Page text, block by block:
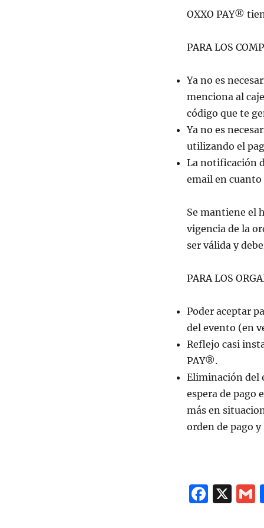
OXXO PAY®
PARA LOS
Ya no es
menciona al
código que te
Ya no es
utilizando el
La notificación
email en
Se mantiene el
vigencia de la
ser válida y
PARA LOS
Poder aceptar
del evento (en
Reflejo casi
PAY®.
Eliminación del
espera de pago
más en
orden de pago
F X